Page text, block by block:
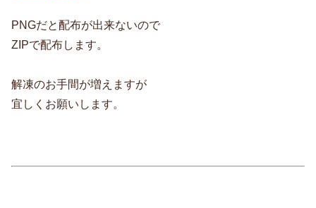
PNGだと配布が出来ないので
ZIPで配布します。
解凍のお手間が増えますが
宜しくお願いします。